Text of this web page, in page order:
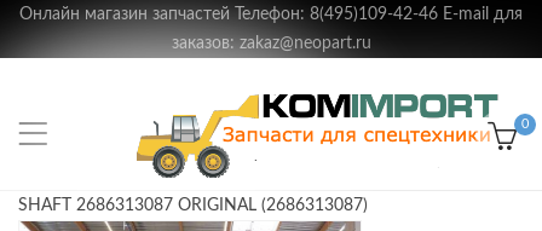
Онлайн магазин запчастей Телефон: 8(495)109-42-46 E-mail для
заказов: zakaz@neopart.ru
0
SHAFT 2686313087 ORIGINAL (2686313087)